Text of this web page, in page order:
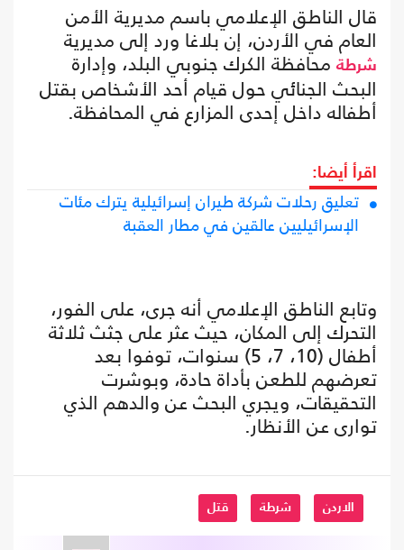
قال الناطق الإعلامي باسم مديرية الأمن
العام في الأردن، إن بلاغا ورد إلى مديرية
شرطة محافظة الكرك جنوبي البلد، وإدارة
البحث الجنائي حول قيام أحد الأشخاص بقتل
أطفاله داخل إحدى المزارع في المحافظة.
اقرأ أيضا:
تعليق رحلات شركة طيران إسرائيلية يترك مئات
الإسرائيليين عالقين في مطار العقبة
وتابع الناطق الإعلامي أنه جرى، على الفور،
التحرك إلى المكان، حيث عثر على جثث ثلاثة
أطفال (10، 7، 5) سنوات، توفوا بعد
تعرضهم للطعن بأداة حادة، وبوشرت
التحقيقات، ويجري البحث عن والدهم الذي
توارى عن الأنظار.
الاردن شرطة قتل